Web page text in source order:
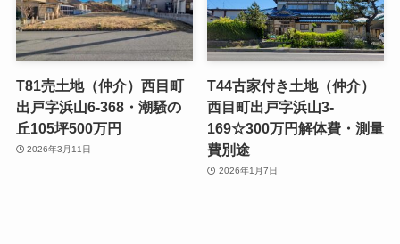
T81売土地（仲介）西目町
出戸字浜山6-368・潮騒の
丘105坪500万円
2026年3月11日
T44古家付き土地（仲介）
西目町出戸字浜山3-
169☆300万円解体費・測量
費別途
2026年1月7日